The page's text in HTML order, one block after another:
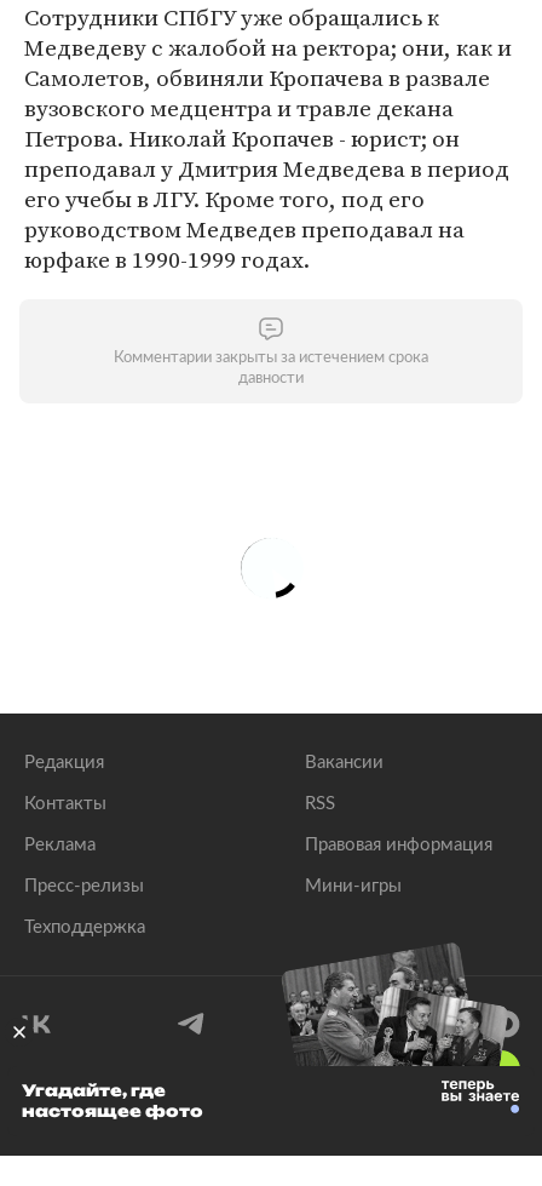
Сотрудники СПбГУ уже обращались к
Медведеву с жалобой на ректора; они, как и
Самолетов, обвиняли Кропачева в развале
вузовского медцентра и травле декана
Петрова. Николай Кропачев - юрист; он
преподавал у Дмитрия Медведева в период
его учебы в ЛГУ. Кроме того, под его
руководством Медведев преподавал на
юрфаке в 1990-1999 годах.
Комментарии закрыты за истечением срока
давности
Редакция
Контакты
Реклама
Пресс-релизы
Техподдержка
Вакансии
RSS
Правовая информация
Мини-игры
© 1999–2026 Все права защищены.
Угадайте, где
настоящее фото